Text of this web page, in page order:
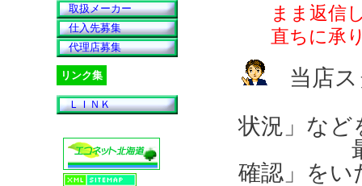
取扱メーカー
仕入先募集
代理店募集
リンク集
ＬＩＮＫ
まま返信
直ちに承
当店
状況」など
最後に
確認」をい